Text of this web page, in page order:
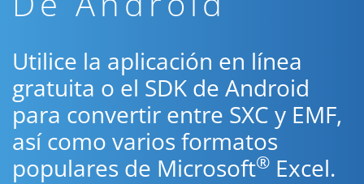
Utilice la aplicación en línea
gratuita o el SDK de Android
para convertir entre SXC y EMF,
así como varios formatos
populares de Microsoft® Excel.